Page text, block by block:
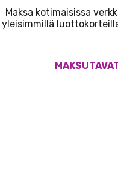
Maksa kotimaisissa
yleisimmillä